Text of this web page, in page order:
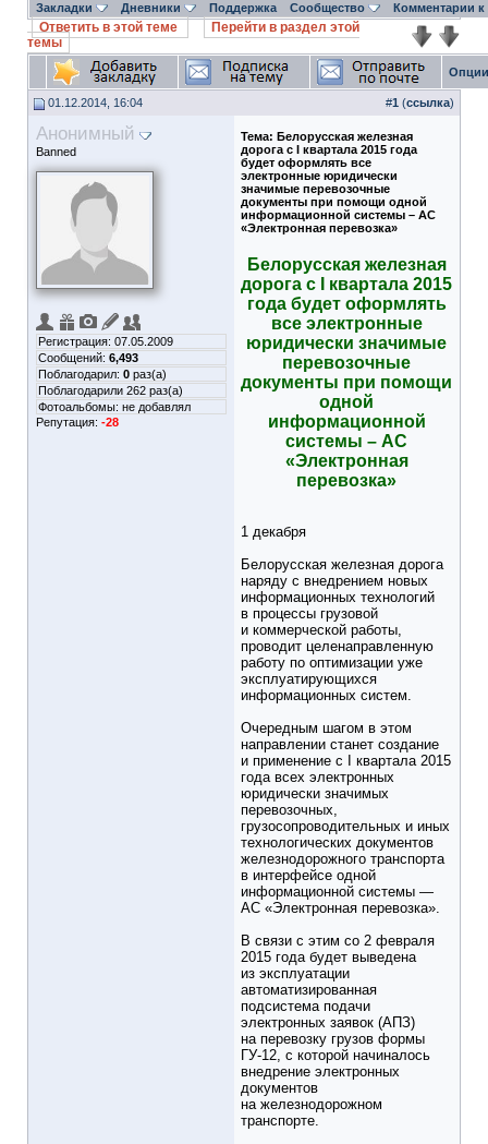
Закладки Дневники Поддержка Сообщество Комментарии
Ответить в этой теме
Перейти в раздел этой
темы
01.12.2014, 16:04 #1 (ссылка)
Анонимный
Banned
Регистрация: 07.05.2009
Сообщений: 6,493
Поблагодарил: 0 раз(а)
Поблагодарили 262 раз(а)
Фотоальбомы: не добавлял
Репутация: -28
Тема: Белорусская железная
дорога с I квартала 2015 года
будет оформлять все
электронные юридически
значимые перевозочные
документы при помощи одной
информационной системы – АС
«Электронная перевозка»
Белорусская железная
дорога с I квартала 2015
года будет оформлять
все электронные
юридически значимые
перевозочные
документы при помощи
одной
информационной
системы – АС
«Электронная
перевозка»
1 декабря
Белорусская железная дорога
наряду с внедрением новых
информационных технологий
в процессы грузовой
и коммерческой работы,
проводит целенаправленную
работу по оптимизации уже
эксплуатирующихся
информационных систем.
Очередным шагом в этом
направлении станет создание
и применение с I квартала 2015
года всех электронных
юридически значимых
перевозочных,
грузосопроводительных и иных
технологических документов
железнодорожного транспорта
в интерфейсе одной
информационной системы —
АС «Электронная перевозка».
В связи с этим со 2 февраля
2015 года будет выведена
из эксплуатации
автоматизированная
подсистема подачи
электронных заявок (АПЗ)
на перевозку грузов формы
ГУ-12, с которой начиналось
внедрение электронных
документов
на железнодорожном
транспорте.